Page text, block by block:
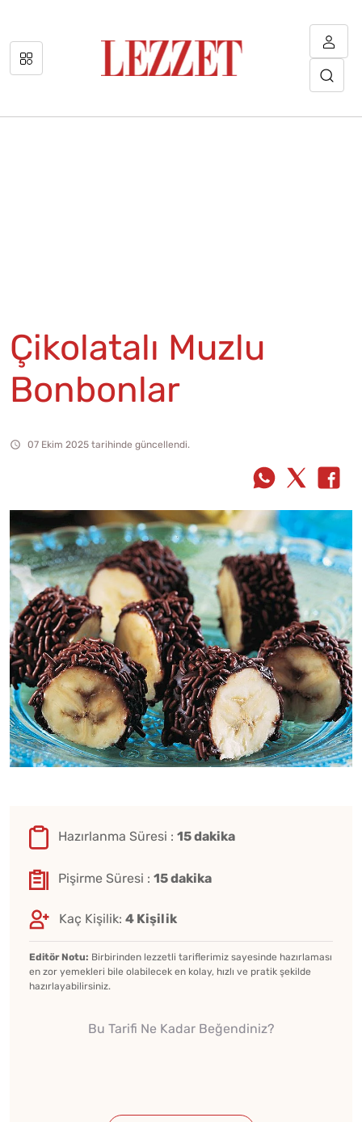
Çikolatalı Muzlu
Bonbonlar
07 Ekim 2025 tarihinde güncellendi.
Hazırlanma Süresi : 15 dakika
Pişirme Süresi : 15 dakika
Kaç Kişilik: 4 Kişilik
Editör Notu: Birbirinden lezzetli tariflerimiz sayesinde hazırlaması
en zor yemekleri bile olabilecek en kolay, hızlı ve pratik şekilde
hazırlayabilirsiniz.
Bu Tarifi Ne Kadar Beğendiniz?